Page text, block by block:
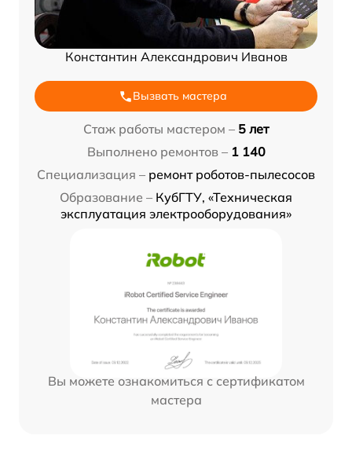
Константин Александрович Иванов
Вызвать мастера
Стаж работы мастером – 5 лет
Выполнено ремонтов – 1 140
Специализация – ремонт роботов-пылесосов
Образование – КубГТУ, «Техническая
эксплуатация электрооборудования»
Вы можете ознакомиться с сертификатом
мастера